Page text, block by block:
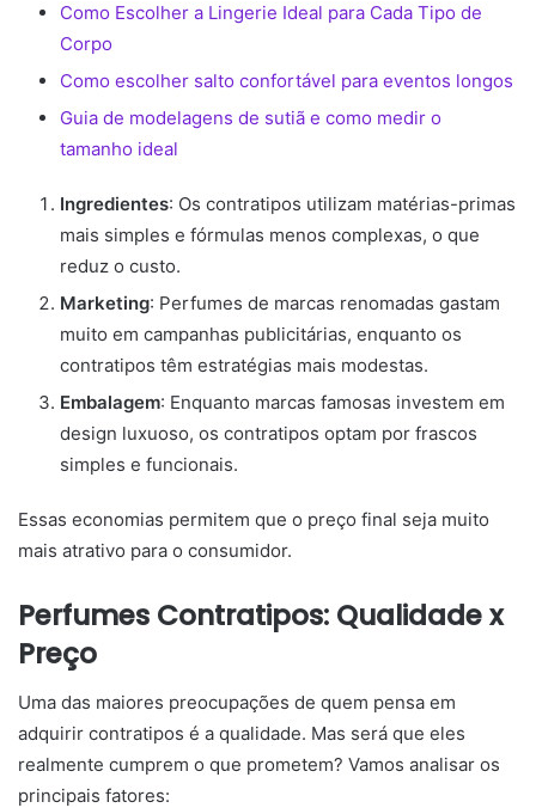
Como Escolher a Lingerie Ideal para Cada Tipo de
Corpo
Como escolher salto confortável para eventos longos
Guia de modelagens de sutiã e como medir o
tamanho ideal
Ingredientes: Os contratipos utilizam matérias-primas
mais simples e fórmulas menos complexas, o que
reduz o custo.
Marketing: Perfumes de marcas renomadas gastam
muito em campanhas publicitárias, enquanto os
contratipos têm estratégias mais modestas.
Embalagem: Enquanto marcas famosas investem em
design luxuoso, os contratipos optam por frascos
simples e funcionais.
Essas economias permitem que o preço final seja muito
mais atrativo para o consumidor.
Perfumes Contratipos: Qualidade x
Preço
Uma das maiores preocupações de quem pensa em
adquirir contratipos é a qualidade. Mas será que eles
realmente cumprem o que prometem? Vamos analisar os
principais fatores: